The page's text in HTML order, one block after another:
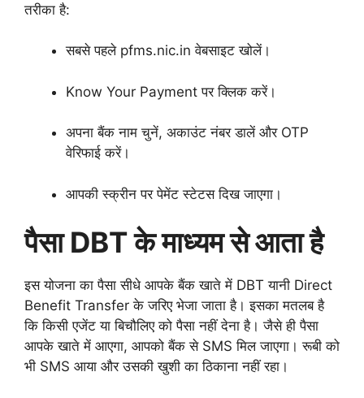
तरीका है:
सबसे पहले pfms.nic.in वेबसाइट खोलें।
Know Your Payment पर क्लिक करें।
अपना बैंक नाम चुनें, अकाउंट नंबर डालें और OTP
वेरिफाई करें।
आपकी स्क्रीन पर पेमेंट स्टेटस दिख जाएगा।
पैसा DBT के माध्यम से आता है
इस योजना का पैसा सीधे आपके बैंक खाते में DBT यानी Direct
Benefit Transfer के जरिए भेजा जाता है। इसका मतलब है
कि किसी एजेंट या बिचौलिए को पैसा नहीं देना है। जैसे ही पैसा
आपके खाते में आएगा, आपको बैंक से SMS मिल जाएगा। रूबी को
भी SMS आया और उसकी खुशी का ठिकाना नहीं रहा।